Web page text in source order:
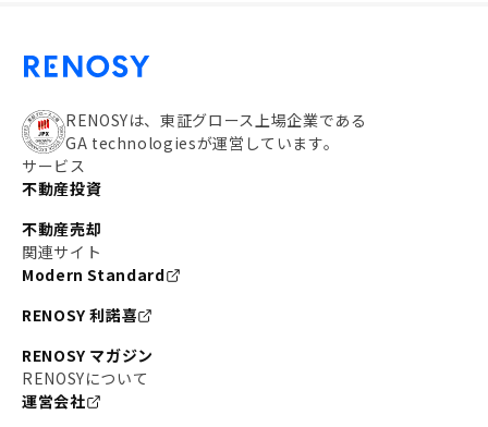
RENOSYは、東証グロース上場企業である
GA technologiesが運営しています。
サービス
不動産投資
不動産売却
関連サイト
Modern Standard
RENOSY 利諾喜
RENOSY マガジン
RENOSYについて
運営会社